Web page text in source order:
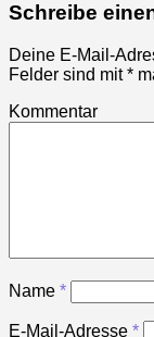
Schreibe
Deine E-Mail-
Felder sind mit*
Kommentar
Name *
E-Mail-Adresse *